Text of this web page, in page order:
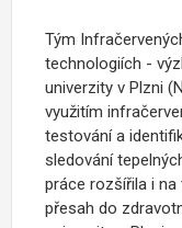
Tým
technologiích -
univerzity v Plzni
využitím
testování a
sledování
práce rozšířila i
přesah do